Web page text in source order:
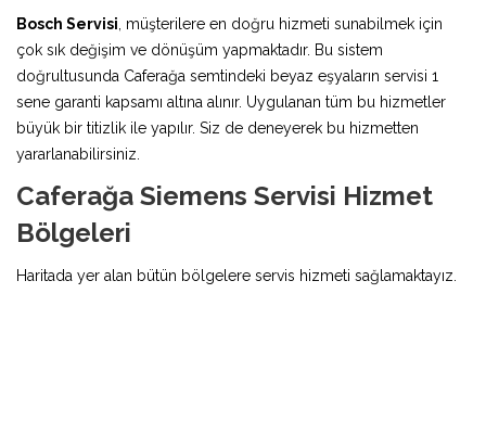
Bosch Servisi , müşterilere en doğru hizmeti sunabilmek için
çok sık değişim ve dönüşüm yapmaktadır. Bu sistem
doğrultusunda Caferağa semtindeki beyaz eşyaların servisi 1
sene garanti kapsamı altına alınır. Uygulanan tüm bu hizmetler
büyük bir titizlik ile yapılır. Siz de deneyerek bu hizmetten
yararlanabilirsiniz.
Caferağa Siemens Servisi Hizmet
Bölgeleri
Haritada yer alan bütün bölgelere servis hizmeti sağlamaktayız.